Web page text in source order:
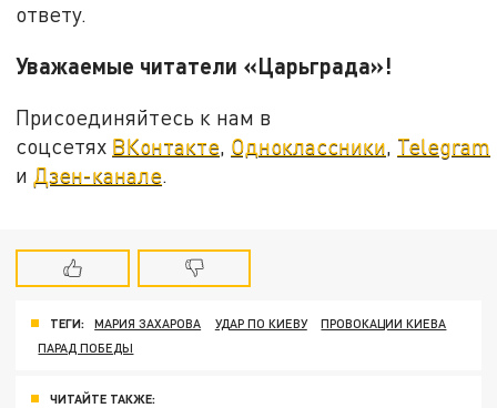
ответу.
Уважаемые читатели «Царьграда»!
Присоединяйтесь к нам в
соцсетях ВКонтакте Одноклассники Telegram
и Дзен-канале
ТЕГИ: МАРИЯ ЗАХАРОВА УДАР ПО КИЕВУ
ПРОВОКАЦИИ КИЕВА
ПАРАД ПОБЕДЫ
ЧИТАЙТЕ ТАКЖЕ: